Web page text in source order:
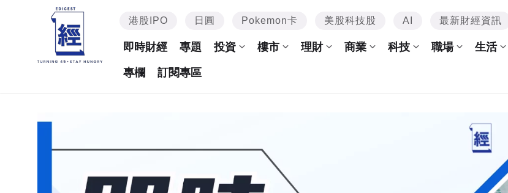
港股IPO 日圓 Pokemon卡 美股科技股 AI 最新財經資訊
即時財經 專題 投資 樓市 理財 商業 科技 職場 生活
專欄 訂閱專區